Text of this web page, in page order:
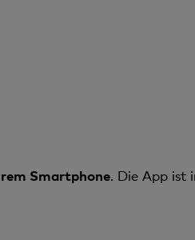
Smartphone. Die App ist